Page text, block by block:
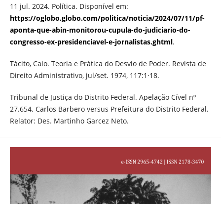
11 jul. 2024. Política. Disponível em:
https://oglobo.globo.com/politica/noticia/2024/07/11/pf-
aponta-que-abin-monitorou-cupula-do-judiciario-do-
congresso-ex-presidenciavel-e-jornalistas.ghtml.
Tácito, Caio. Teoria e Prática do Desvio de Poder. Revista de
Direito Administrativo, jul/set. 1974, 117:1·18.
Tribunal de Justiça do Distrito Federal. Apelação Cível nº
27.654. Carlos Barbero versus Prefeitura do Distrito Federal.
Relator: Des. Martinho Garcez Neto.